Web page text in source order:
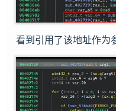
看到引用了该地址作为